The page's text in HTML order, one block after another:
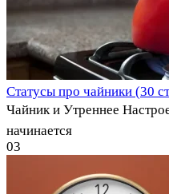
Статусы про чайники (30
Чайник и Утреннее
начинается
03